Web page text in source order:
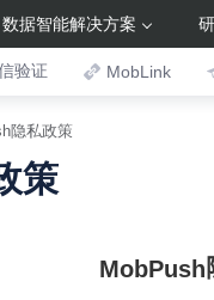
数据智能解决方案
验证 MobLink
隐私政策
策
MobPush